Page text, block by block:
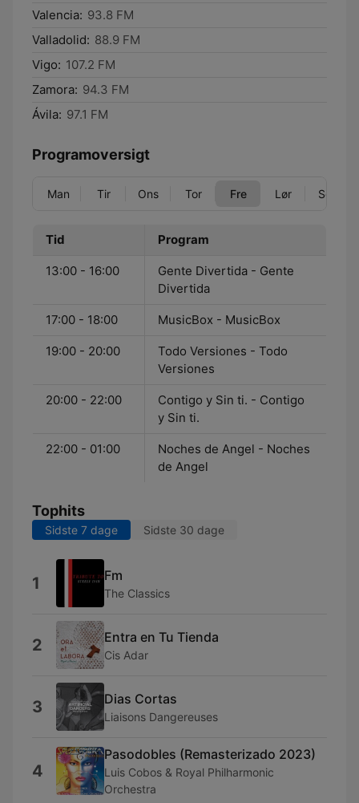
Valencia: 93.8 FM
Valladolid: 88.9 FM
Vigo: 107.2 FM
Zamora: 94.3 FM
Ávila: 97.1 FM
Programoversigt
Man Tir Ons Tor Fre Lør Søn
Tid Program
13:00 - 16:00
Gente Divertida - Gente
Divertida
17:00 - 18:00 MusicBox - MusicBox
19:00 - 20:00
Todo Versiones - Todo
Versiones
20:00 - 22:00
Contigo y Sin ti. - Contigo
y Sin ti.
22:00 - 01:00
Noches de Angel - Noches
de Angel
Tophits
Sidste 7 dage Sidste 30 dage
1 Fm
The Classics
2 Entra en Tu Tienda
Cis Adar
3 Dias Cortas
Liaisons Dangereuses
4
Pasodobles (Remasterizado 2023)
Luis Cobos & Royal Philharmonic
Orchestra